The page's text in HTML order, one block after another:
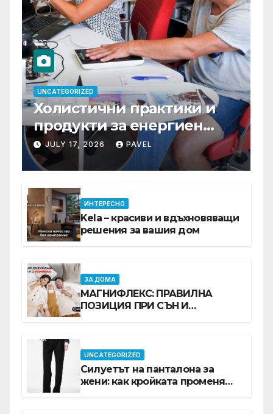
UNCATEGORIZED
Холистични практики и
продукти за енергиен
баланс в ежедневието
JULY 17, 2026 PAVEL
ИНТЕРЕСНО
Kela – красиви и вдъхновяващи
решения за вашия дом
ЗА ДОМА
МАГНИФЛЕКС: ПРАВИЛНА
ПОЗИЦИЯ ПРИ СЪН И
UNCATEGORIZED
Силуетът на панталона за
жени: как кройката променя